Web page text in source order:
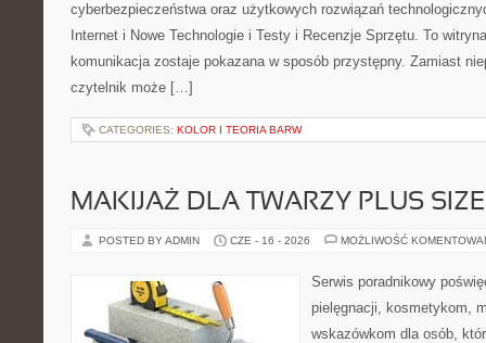
cyberbezpieczeństwa oraz użytkowych rozwiązań
Internet i Nowe Technologie i Testy i Recenzje Sprzętu. To
komunikacja zostaje pokazana w sposób przystępny. Zamiast
czytelnik może […]
CATEGORIES: KOLOR I TEORIA BARW
MAKIJAŻ DLA TWARZY PLUS SIZE
POSTED BY ADMIN CZE - 16 - 2026 MOŻLIWOŚĆ
Serwis poradnikowy
pielęgnacji, kosmetykom,
wskazówkom dla osób,